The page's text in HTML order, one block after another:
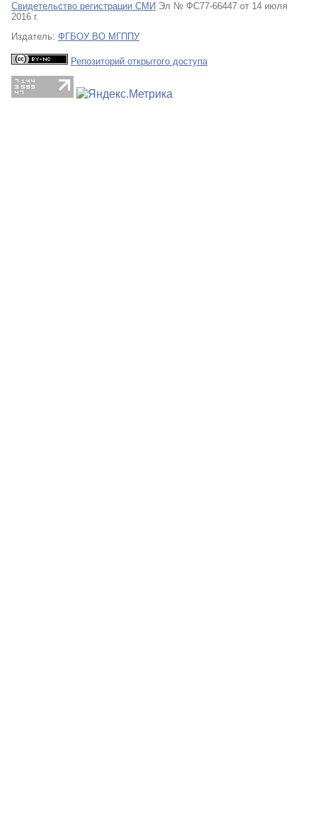
Свидетельство регистрации СМИ Эл № ФС77-66447 от 14 июля
2016 г.
Издатель: ФГБОУ ВО МГППУ
Репозиторий открытого доступа